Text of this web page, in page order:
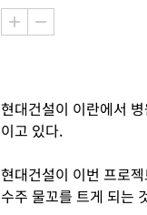
현대건설이 이란에서
이고 있다.
현대건설이 이번 프로
수주 물꼬를 트게 되는